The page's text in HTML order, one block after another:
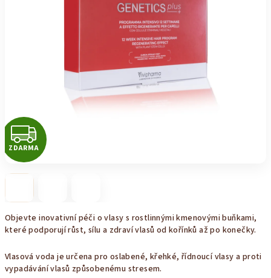
Objevte inovativní péči o vlasy s rostlinnými kmenovými buňkami,
které podporují růst, sílu a zdraví vlasů od kořínků až po konečky.
Vlasová voda je určena pro oslabené, křehké, řídnoucí vlasy a proti
vypadávání vlasů způsobenému stresem.
Z
D
R
M
A
ZDARMA